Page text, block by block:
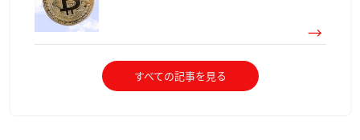
すべての記事を見る